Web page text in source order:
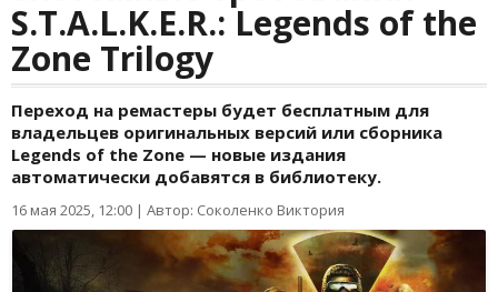
S.T.A.L.K.E.R.: Legends of the
Zone Trilogy
Переход на ремастеры будет бесплатным для
владельцев оригинальных версий или сборника
Legends of the Zone — новые издания
автоматически добавятся в библиотеку.
16 мая 2025, 12:00 | Автор: Соколенко Виктория